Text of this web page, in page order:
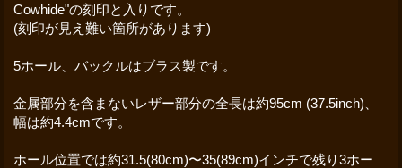
Cowhide"の刻印と入りです。
(刻印が見え難い箇所があります)
5ホール、バックルはブラス製です。
金属部分を含まないレザー部分の全長は約95cm (37.5inch)、
幅は約4.4cmです。
ホール位置では約31.5(80cm)〜35(89cm)インチで残り3ホー